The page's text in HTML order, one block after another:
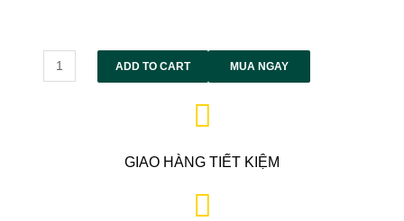
ADD TO CART MUA NGAY
Alternative:
GIAO HÀNG TIẾT KIỆM